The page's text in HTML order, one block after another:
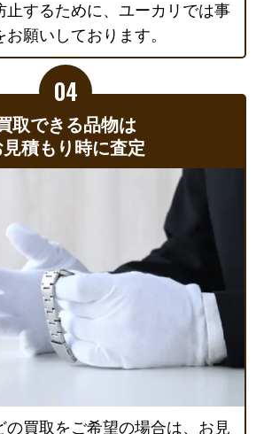
止するために、ユーカリでは事
願いしております。
取できる品物は
見積もり時に査定
の買取をご希望の場合は、お見